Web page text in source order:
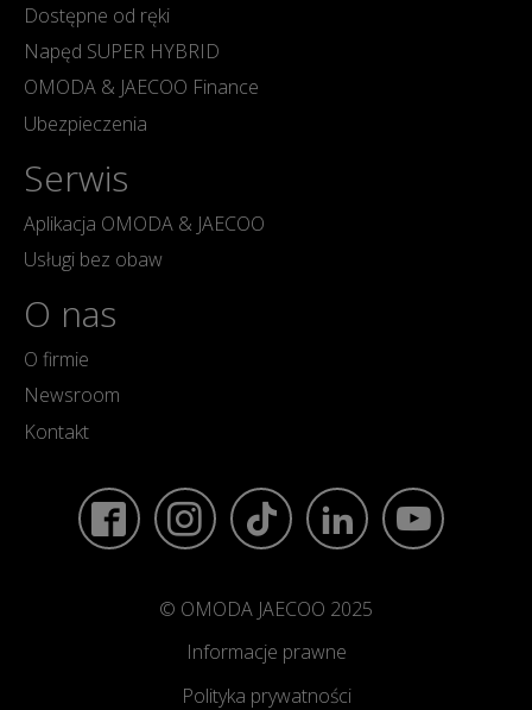
Dostępne od ręki
Napęd SUPER HYBRID
OMODA & JAECOO Finance
Ubezpieczenia
Serwis
Aplikacja OMODA & JAECOO
Usługi bez obaw
O nas
O firmie
Newsroom
Kontakt
© OMODA JAECOO 2025
Informacje prawne
Polityka prywatności